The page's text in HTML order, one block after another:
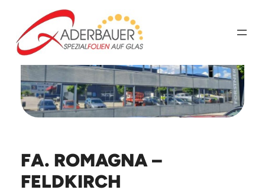
Inhalt
springen
FA. ROMAGNA –
FELDKIRCH